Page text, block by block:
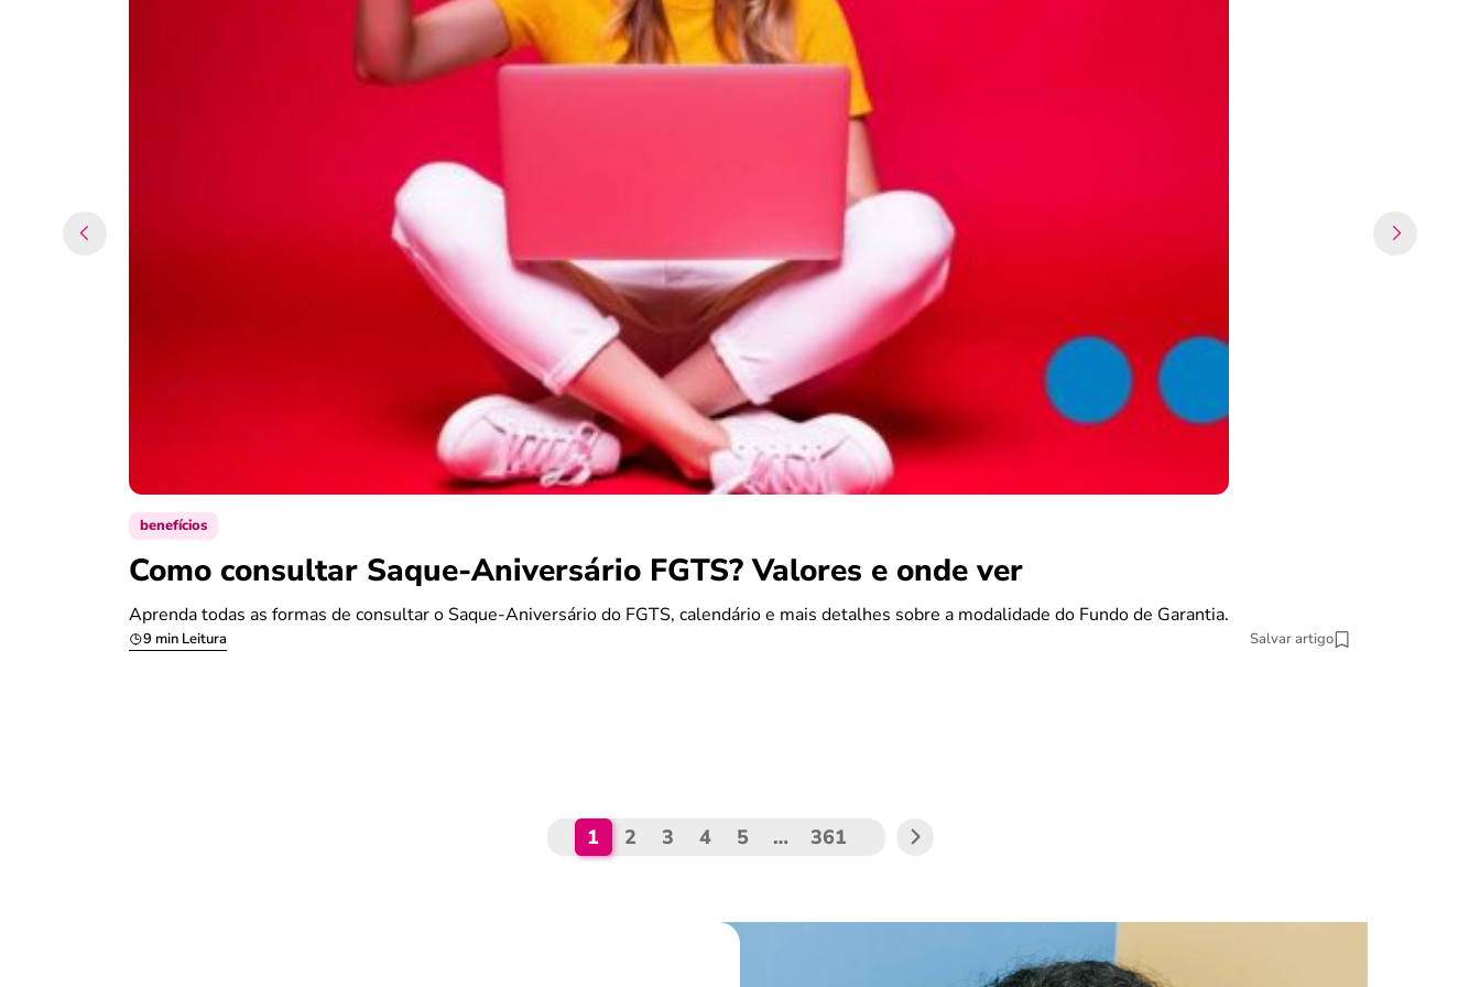
benefícios
Como consultar Saque-Aniversário FGTS? Valores e onde ver
Aprenda todas as formas de consultar o Saque-Aniversário do FGTS, calendário e mais detalhes sobre a modalidade do Fundo de Garantia.
9 min Leitura Salvar artigo
1 2 3 4 5 … 361